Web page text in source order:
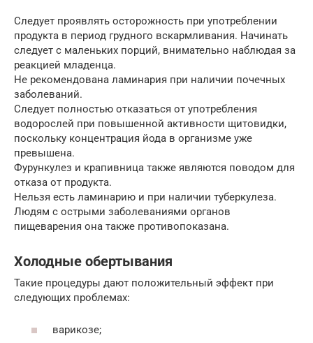
Следует проявлять осторожность при употреблении
продукта в период грудного вскармливания. Начинать
следует с маленьких порций, внимательно наблюдая за
реакцией младенца.
Не рекомендована ламинария при наличии почечных
заболеваний.
Следует полностью отказаться от употребления
водорослей при повышенной активности щитовидки,
поскольку концентрация йода в организме уже
превышена.
Фурункулез и крапивница также являются поводом для
отказа от продукта.
Нельзя есть ламинарию и при наличии туберкулеза.
Людям с острыми заболеваниями органов
пищеварения она также противопоказана.
Холодные обертывания
Такие процедуры дают положительный эффект при
следующих проблемах:
варикозе;